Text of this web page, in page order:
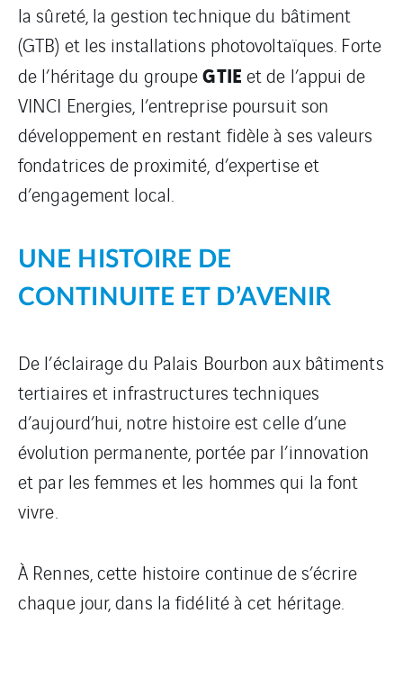
la sûreté, la gestion technique du bâtiment
(GTB) et les installations photovoltaïques. Forte
de l’héritage du groupeGTIE et de l’appui de
VINCI Energies, l’entreprise poursuit son
développement en restant fidèle à ses valeurs
fondatrices de proximité, d’expertise et
d’engagement local.
UNE HISTOIRE DE
CONTINUITE ET D’AVENIR
De l’éclairage du Palais Bourbon aux bâtiments
tertiaires et infrastructures techniques
d’aujourd’hui, notre histoire est celle d’une
évolution permanente, portée par l’innovation
et par les femmes et les hommes qui la font
vivre.
À Rennes, cette histoire continue de s’écrire
chaque jour, dans la fidélité à cet héritage.